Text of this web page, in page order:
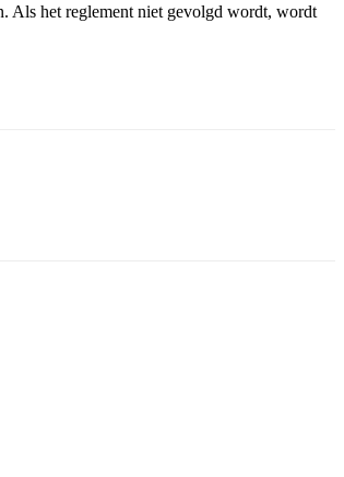
Als het reglement niet gevolgd wordt, wordt